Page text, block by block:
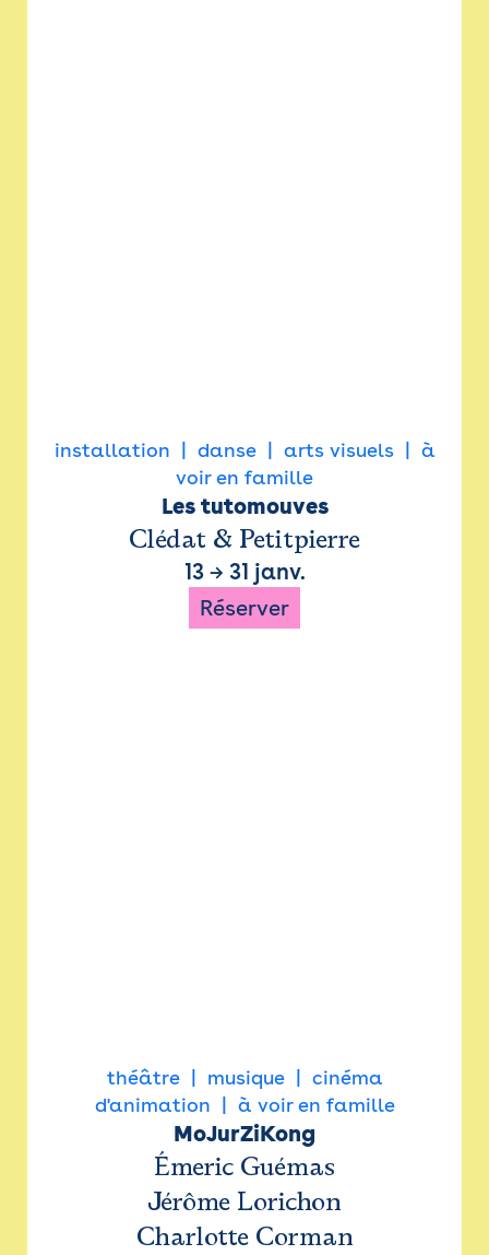
installation danse arts visuels
à
voir en famille
Les tutomouves
Clédat & Petitpierre
13→ 31 janv.
Réserver
théâtre musique
cinéma
d'animation
à voir en famille
MoJurZiKong
Émeric Guémas
Jérôme Lorichon
Charlotte Corman